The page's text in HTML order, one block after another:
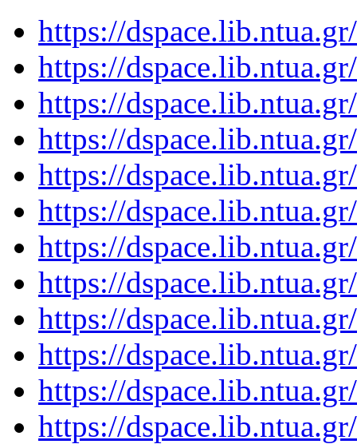
https://
https://
https://
https://
https://
https://
https://
https://
https://
https://
https://
https://